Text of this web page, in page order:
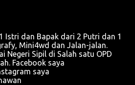
Istri dan Bapak dari 2 Putri dan 1
Mini4wd dan Jalan-jalan.
Negeri Sipil di Salah satu OPD
Facebook saya
saya